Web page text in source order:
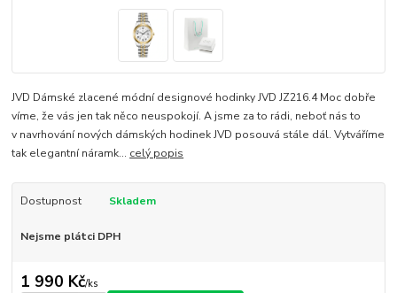
JVD Dámské zlacené módní designové hodinky JVD JZ216.4 Moc dobře
víme, že vás jen tak něco neuspokojí. A jsme za to rádi, neboť nás to
v navrhování nových dámských hodinek JVD posouvá stále dál. Vytváříme
tak elegantní náramk... celý popis
Dostupnost Skladem
Nejsme plátci DPH
1 990 Kč/ks